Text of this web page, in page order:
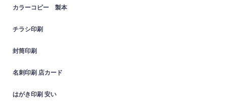
カラーコピー 製本
チラシ印刷
封筒印刷
名刺印刷 店カード
はがき印刷 安い